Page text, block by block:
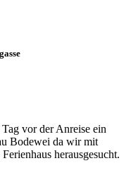
vor der Anreise ein
Bodewei da wir mit
herausgesucht.